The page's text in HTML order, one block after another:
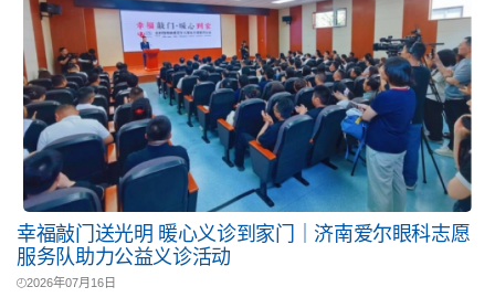
幸福敲门送光明 暖心义诊到家门｜济南爱尔眼科志愿
服务队助力公益义诊活动
2026年07月16日